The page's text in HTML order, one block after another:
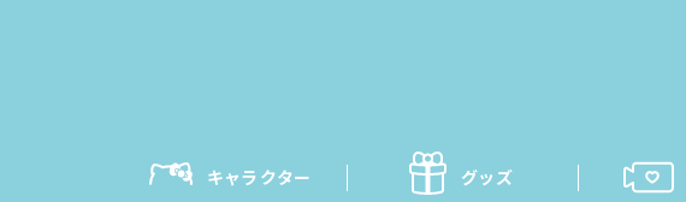
キャラクター グッズ